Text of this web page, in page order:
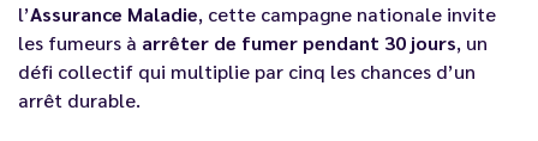
l’Assurance Maladie, cette campagne nationale invite
les fumeurs à arrêter de fumer pendant 30 jours, un
défi collectif qui multiplie par cinq les chances d’un
arrêt durable.